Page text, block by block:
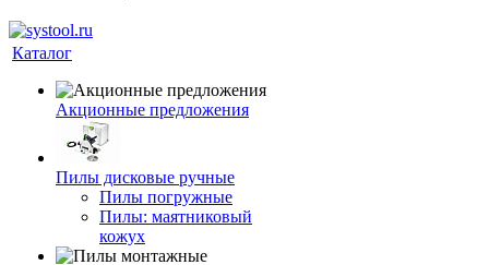
Каталог
Акционные предложения
Пилы дисковые ручные
Пилы погружные
Пилы: маятниковый
кожух